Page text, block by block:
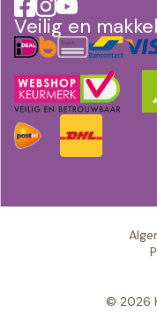
Veilig en
© 2026